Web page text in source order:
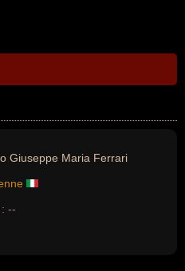
Giuseppe Maria Ferrari
--